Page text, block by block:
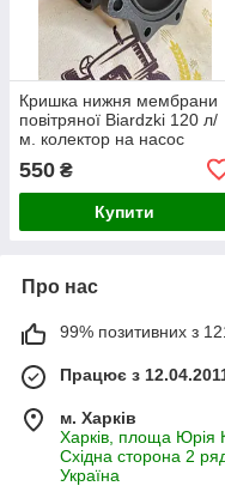
Кришка нижня мембрани
повітряної Biardzki 120 л/
м. колектор на насос
550 ₴
Купити
Про нас
99% позитивних з
Працює з
м. Харків
Харків, площа Юрія
Східна сторона 2
Україна